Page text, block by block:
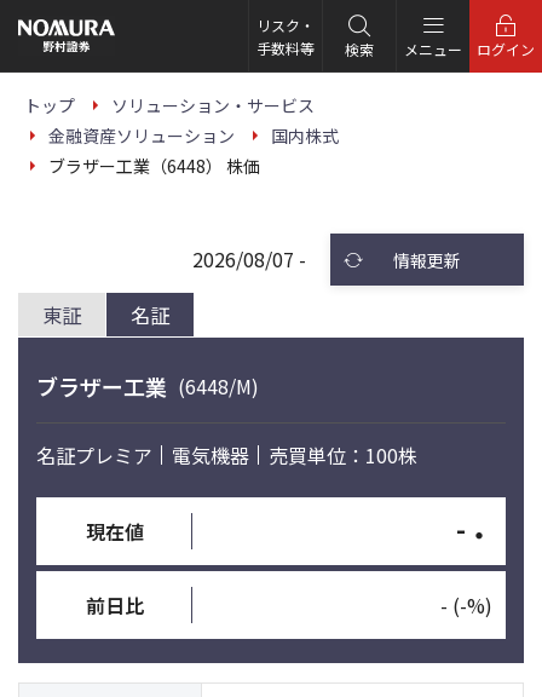
の
ー
リスク・
手数料等
検索 メニュー ログイン
トップ
ソリューション・サービス
金融資産ソリューション
国内株式
ブラザー工業（6448） 株価
東証 名証
2026/08/07 - 情報更新
ブラザー工業 (6448/M)
名証プレミア 電気機器 売買単位：100株
現在値 - ・
前日比 - (-%)